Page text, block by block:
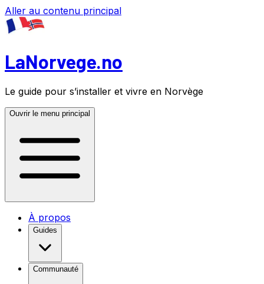
Aller au contenu principal
LaNorvege.no
Le guide pour s’installer et vivre en Norvège
Ouvrir le menu principal
À propos
Guides
Communauté